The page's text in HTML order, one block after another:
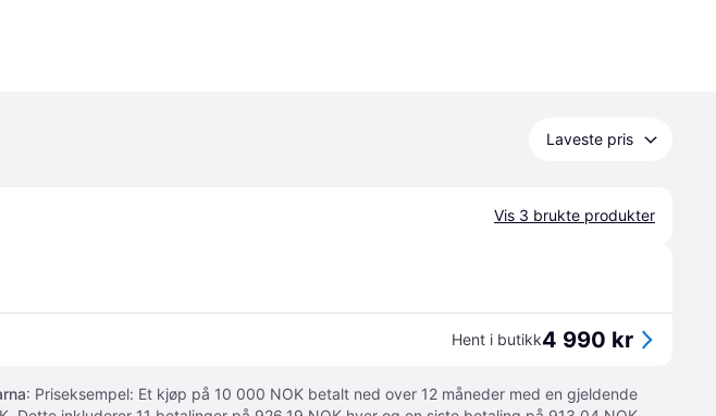
Laveste pris
Vis 3 brukte produkter
Hent i butikk4 990 kr
: Priseksempel: Et kjøp på 10 000 NOK betalt ned over 12 måneder med en gjeldende